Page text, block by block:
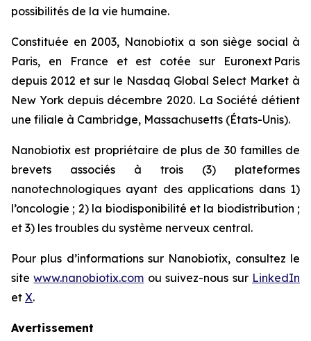
possibilités de la vie humaine.
Constituée en 2003, Nanobiotix a son siège social à
Paris, en France et est cotée sur Euronext Paris
depuis 2012 et sur le Nasdaq Global Select Market à
New York depuis décembre 2020. La Société détient
une filiale à Cambridge, Massachusetts (États-Unis).
Nanobiotix est propriétaire de plus de 30 familles de
brevets associés à trois (3) plateformes
nanotechnologiques ayant des applications dans 1)
l’oncologie ; 2) la biodisponibilité et la biodistribution ;
et 3) les troubles du système nerveux central.
Pour plus d’informations sur Nanobiotix, consultez le
sitewww.nanobiotix.com ou suivez-nous sur LinkedIn
et X.
Avertissement